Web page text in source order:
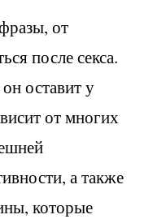
от
после секса.
оставит у
от многих
а также
которые